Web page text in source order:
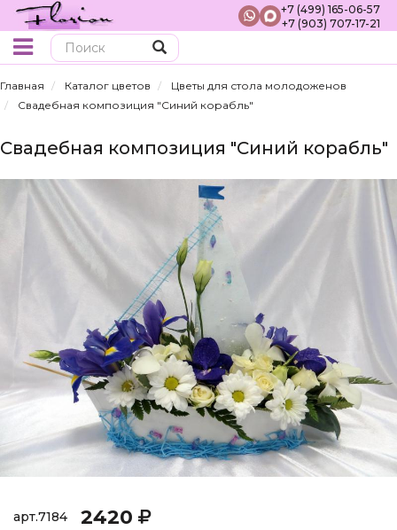
+7 (499) 165-06-57
+7 (903) 707-17-21
Главная Каталог цветов
Цветы для стола молодоженов
Свадебная композиция "Синий корабль"
Свадебная композиция "Синий корабль"
арт.7184 2420